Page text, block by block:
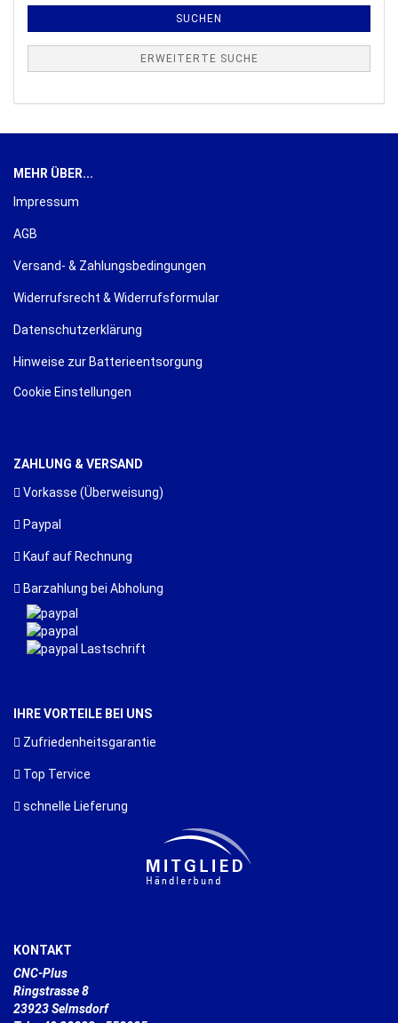
SUCHEN
ERWEITERTE SUCHE
MEHR ÜBER...
Impressum
AGB
Versand- & Zahlungsbedingungen
Widerrufsrecht & Widerrufsformular
Datenschutzerklärung
Hinweise zur Batterieentsorgung
Cookie Einstellungen
ZAHLUNG & VERSAND
Vorkasse (Überweisung)
Paypal
Kauf auf Rechnung
Barzahlung bei Abholung
IHRE VORTEILE BEI UNS
Zufriedenheitsgarantie
Top Tervice
schnelle Lieferung
KONTAKT
CNC-Plus
Ringstrasse 8
23923 Selmsdorf